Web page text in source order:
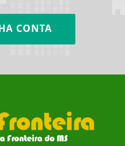
CONTA